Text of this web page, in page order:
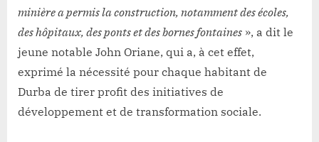
minière a permis la construction, notamment des écoles,
des hôpitaux, des ponts et des bornes fontaines », a dit le
jeune notable John Oriane, qui a, à cet effet,
exprimé la nécessité pour chaque habitant de
Durba de tirer profit des initiatives de
développement et de transformation sociale.